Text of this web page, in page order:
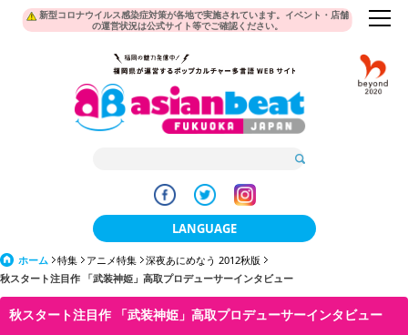
新型コロナウイルス感染症対策が各地で実施されています。イベント・店舗
の運営状況は公式サイト等でご確認ください。
LANGUAGE
日本語
한국어
ホーム 特集 アニメ特集
深夜あにめなう 2012秋版
秋スタート注目作 「武装神姫」高取プロデューサーインタビュー
秋スタート注目作 「武装神姫」高取プロデューサーインタビュー